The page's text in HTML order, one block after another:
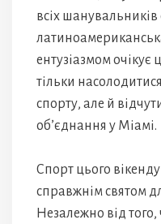
всіх
ентузіазмом очікує
тільки
спорту, але й
об’єднання у Міамі.
Спорт цього
справжнім святом
Незалежно від